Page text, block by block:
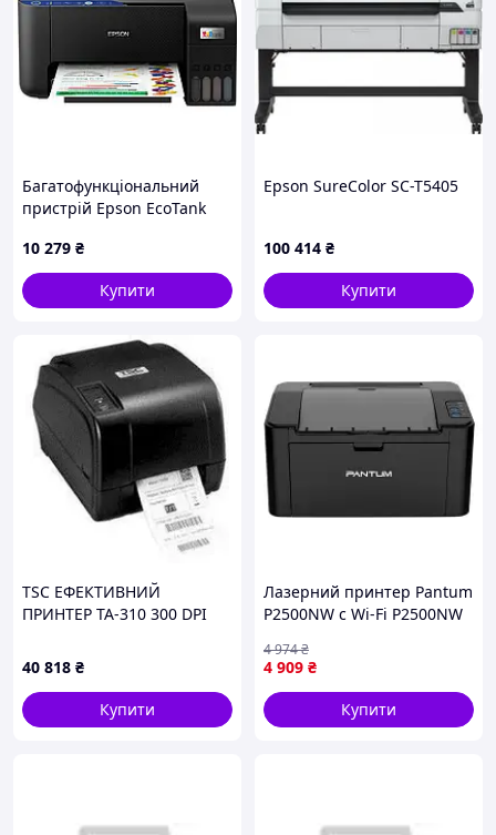
Багатофункціональний
пристрій Epson EcoTank
Гарантія
10 279 ₴
Купити
Epson SureColor SC-T5405
100 414 ₴
Купити
TSC ЕФЕКТИВНИЙ
ПРИНТЕР TA-310 300 DPI
+ LCD (99-045A048-02LF)
40 818 ₴
Купити
Лазерний принтер Pantum
P2500NW с Wi-Fi P2500NW
4 909 ₴
4 974₴
Купити